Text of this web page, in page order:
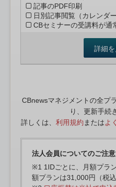
記事のPDF印刷
日別記事閲覧（カレンダー
CBセミナーの受講料が通
詳細を
CBnewsマネジメントの全プ
り、更新手続
詳しくは、 利用規約 またはよ
法人会員についてのご注意
※1 1IDごとに、月額プラ
額プランは31,000円（税